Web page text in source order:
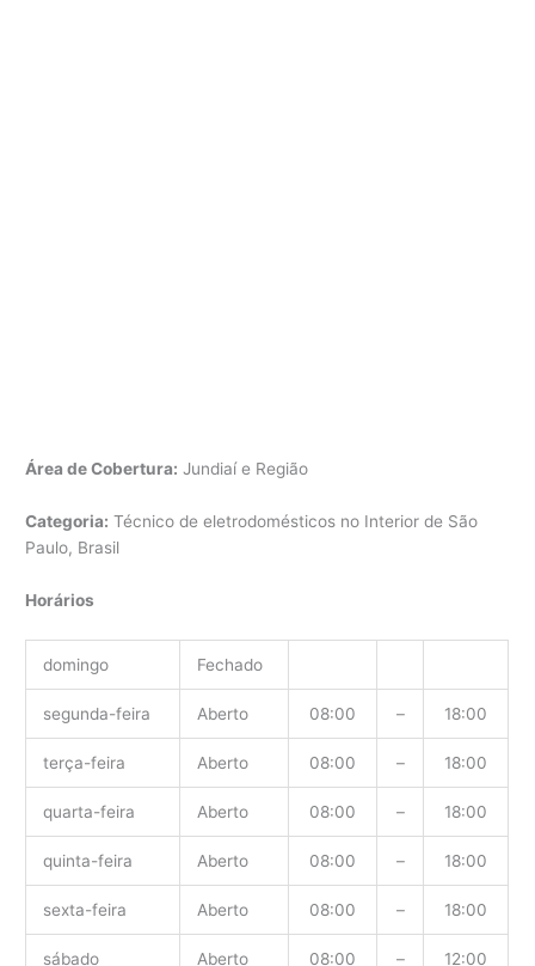
Área de Cobertura: Jundiaí e Região
Categoria: Técnico de eletrodomésticos no Interior de São
Paulo, Brasil
Horários
domingo Fechado
segunda-feira Aberto 08:00 – 18:00
terça-feira Aberto 08:00 – 18:00
quarta-feira Aberto 08:00 – 18:00
quinta-feira Aberto 08:00 – 18:00
sexta-feira Aberto 08:00 – 18:00
sábado Aberto 08:00 – 12:00